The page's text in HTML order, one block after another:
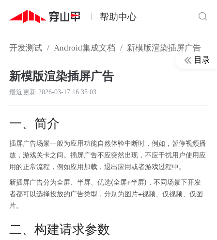
帮助中心
开发测试 / Android集成文档 / 新模版渲染插屏广告
新模版渲染插屏广告
最近更新 2026-03-17 16:35:03
一、简介
插屏广告场景一般为应用功能自然体验中断时，例如，暂停视频播
放，游戏关卡之间。插屏广告不应突然出现，不应干扰用户使用应
用的正常流程，例如应用加载，退出应用或者游戏过程中。
新插屏广告分为全屏、半屏、优选(全屏+半屏)，不同场景下开发
者都可以选择投放的广告类型，分别为图片+视频、仅视频、仅图
片。
二、构建请求参数
目录